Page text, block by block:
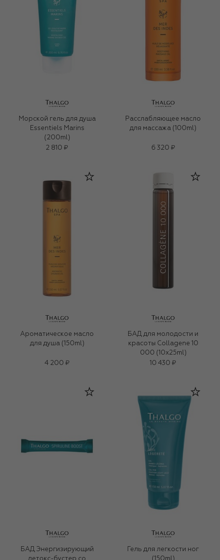
Морской гель для душа
Essentiels Marins
(200ml)
2 810 ₽
Расслабляющее масло
для массажа (100ml)
6 320 ₽
Ароматическое масло
для душа (150ml)
4 200 ₽
БАД для молодости и
красоты Collagene 10
000 (10x25ml)
10 430 ₽
БАД Энергизирующий
Гель для легкости ног